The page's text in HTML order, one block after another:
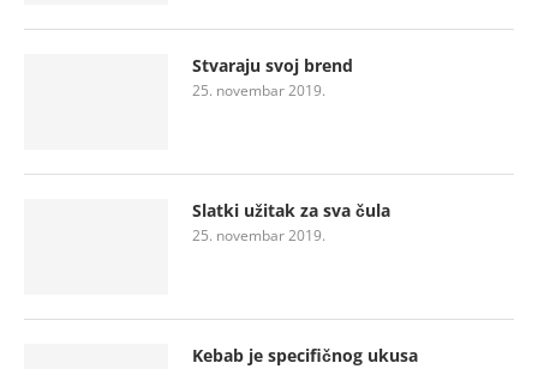
Stvaraju svoj brend
25. novembar 2019.
Slatki užitak za sva čula
25. novembar 2019.
Kebab je specifičnog ukusa